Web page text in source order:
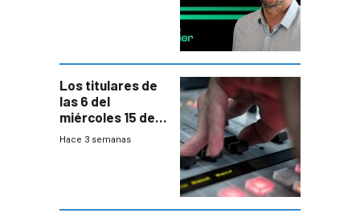
Los titulares de
las 6 del
miércoles 15 de
julio de 2026
Hace 3 semanas